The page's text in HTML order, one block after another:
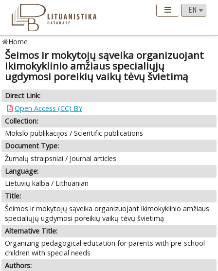
Home
Šeimos ir mokytojų sąveika organizuojant
ikimokyklinio amžiaus specialiųjų
ugdymosi poreikių vaikų tėvų švietimą
Direct Link:
Open Access (CC) BY
Collection:
Mokslo publikacijos / Scientific publications
Document Type:
Žurnalų straipsniai / Journal articles
Language:
Lietuvių kalba / Lithuanian
Title:
Šeimos ir mokytojų sąveika organizuojant ikimokyklinio amžiaus
specialiųjų ugdymosi poreikių vaikų tėvų švietimą
Alternative Title:
Organizing pedagogical education for parents with pre-school
children with special needs
Authors: